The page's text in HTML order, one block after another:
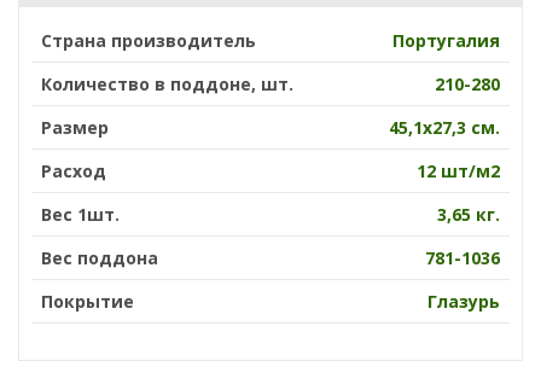
Страна производитель
Португалия
Количество в поддоне, шт.
210-280
Размер
45,1х27,3 см.
Расход
12 шт/м2
Вес 1шт.
3,65 кг.
Вес поддона
781-1036
Покрытие
Глазурь